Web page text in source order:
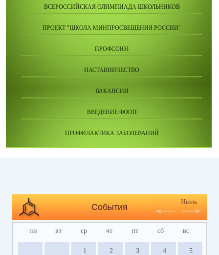
ВСЕРОССИЙСКАЯ ОЛИМПИАДА ШКОЛЬНИКОВ
ПРОЕКТ "ШКОЛА МИНПРОСВЕЩЕНИЯ РОССИИ"
ПРОФСОЮЗ
НАСТАВНИЧЕСТВО
ВАКАНСИИ
ВВЕДЕНИЕ ФООП
ПРОФИЛАКТИКА ЗАБОЛЕВАНИЙ
События
Июль
пн вт ср чт пт сб вс
1 2 3 4 5